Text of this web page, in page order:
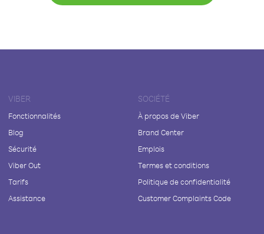
VIBER
Fonctionnalités
Blog
Sécurité
Viber Out
Tarifs
Assistance
SOCIÉTÉ
À propos de Viber
Brand Center
Emplois
Termes et conditions
Politique de confidentialité
Customer Complaints Code